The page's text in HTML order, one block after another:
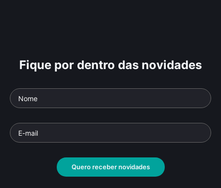
Fique por dentro das novidades
Quero receber novidades